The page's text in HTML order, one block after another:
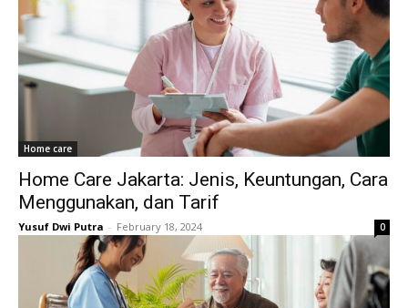
Home care
Home Care Jakarta: Jenis, Keuntungan, Cara
Menggunakan, dan Tarif
Yusuf Dwi Putra - February 18, 2024 0